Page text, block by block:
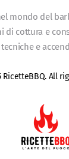
mondo del
di cottura e
e
RicetteBBQ. All